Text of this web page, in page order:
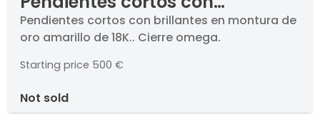
brillantes en montura de oro
amarillo de 18K.
Pendientes cortos con brillantes en montura de
oro amarillo de 18K.. Cierre omega.
Starting price 500 €
not sold